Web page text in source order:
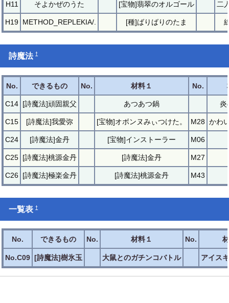
H11 そよかぜのうた [宝物]翡翠のオルゴール 二
H19 METHOD_REPLEKIA/. [種]ばりばりのたま
詩魔法†
No. できるもの No. 材料１ No.
C14 [詩魔法]頑固親父 あつあつ鍋 炎
C15 [詩魔法]我愛弥 [宝物]オボンヌみぃつけた。 M28 かわ
C24 [詩魔法]金丹 [宝物]インストーラー M06
C25 [詩魔法]桃源金丹 [詩魔法]金丹 M27
C26 [詩魔法]極楽金丹 [詩魔法]桃源金丹 M43
一覧表†
No. できるもの No. 材料１ No.
No.C09 [詩魔法]樹氷玉 大鼠とのガチンコバトル アイス